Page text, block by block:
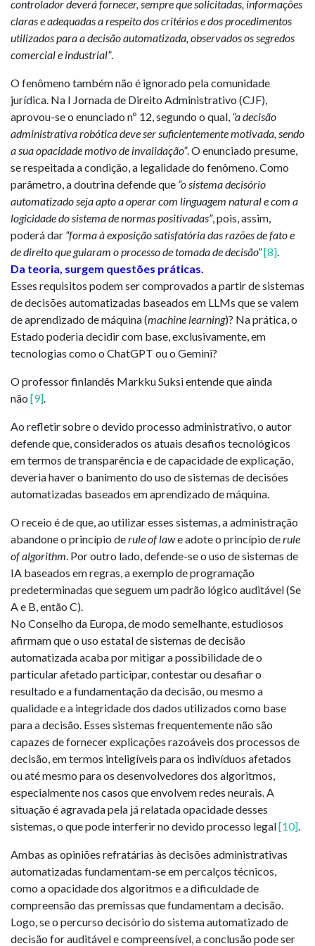
controlador deverá fornecer, sempre que solicitadas, informações
claras e adequadas a respeito dos critérios e dos procedimentos
utilizados para a decisão automatizada, observados os segredos
comercial e industrial”.
O fenômeno também não é ignorado pela comunidade
jurídica. Na I Jornada de Direito Administrativo (CJF),
aprovou-se o enunciado nº 12, segundo o qual, “a decisão
administrativa robótica deve ser suficientemente motivada, sendo
a sua opacidade motivo de invalidação”. O enunciado presume,
se respeitada a condição, a legalidade do fenômeno. Como
parâmetro, a doutrina defende que “o sistema decisório
automatizado seja apto a operar com linguagem natural e com a
logicidade do sistema de normas positivadas”, pois, assim,
poderá dar “forma à exposição satisfatória das razões de fato e
de direito que guiaram o processo de tomada de decisão”[8].
Da teoria, surgem questões práticas.
Esses requisitos podem ser comprovados a partir de sistemas
de decisões automatizadas baseados em LLMs que se valem
de aprendizado de máquina (machine learning)? Na prática, o
Estado poderia decidir com base, exclusivamente, em
tecnologias como o ChatGPT ou o Gemini?
O professor finlandês Markku Suksi entende que ainda
não [9].
Ao refletir sobre o devido processo administrativo, o autor
defende que, considerados os atuais desafios tecnológicos
em termos de transparência e de capacidade de explicação,
deveria haver o banimento do uso de sistemas de decisões
automatizadas baseados em aprendizado de máquina.
O receio é de que, ao utilizar esses sistemas, a administração
abandone o princípio derule of lawe adote o princípio derule
of algorithm. Por outro lado, defende-se o uso de sistemas de
IA baseados em regras, a exemplo de programação
predeterminadas que seguem um padrão lógico auditável (Se
A e B, então C).
No Conselho da Europa, de modo semelhante, estudiosos
afirmam que o uso estatal de sistemas de decisão
automatizada acaba por mitigar a possibilidade de o
particular afetado participar, contestar ou desafiar o
resultado e a fundamentação da decisão, ou mesmo a
qualidade e a integridade dos dados utilizados como base
para a decisão. Esses sistemas frequentemente não são
capazes de fornecer explicações razoáveis dos processos de
decisão, em termos inteligíveis para os indivíduos afetados
ou até mesmo para os desenvolvedores dos algoritmos,
especialmente nos casos que envolvem redes neurais. A
situação é agravada pela já relatada opacidade desses
sistemas, o que pode interferir no devido processo legal[10].
Ambas as opiniões refratárias às decisões administrativas
automatizadas fundamentam-se em percalços técnicos,
como a opacidade dos algoritmos e a dificuldade de
compreensão das premissas que fundamentam a decisão.
Logo, se o percurso decisório do sistema automatizado de
decisão for auditável e compreensível, a conclusão pode ser